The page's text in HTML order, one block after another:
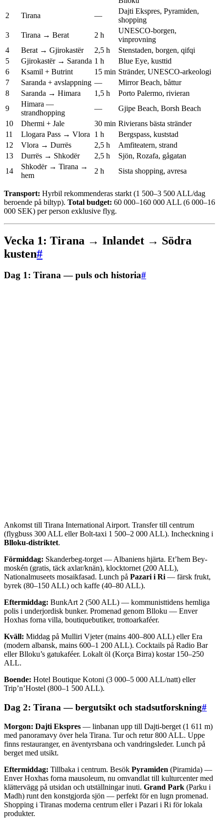
2
Tirana —
Dajti Ekspres, Pyramiden,
shopping
3
Tirana → Berat 2 h
UNESCO-borgen,
vinprovning
4
Berat → Gjirokastër 2,5 h
Stenstaden, borgen, qifqi
5
Gjirokastër → Saranda 1 h
Blue Eye, kusttid
6
Ksamil + Butrint 15 min Stränder, UNESCO-arkeologi
7
Saranda + avslappning —
Mirror Beach, båttur
8
Saranda → Himara 1,5 h
Porto Palermo, rivieran
9
Himara —
strandhopping
—
Gjipe Beach, Borsh Beach
10
Dhermi + Jale 30 min Rivierans bästa stränder
11
Llogara Pass → Vlora 1 h
Bergspass, kuststad
12
Vlora → Durrës 2,5 h
Amfiteatern, strand
13
Durrës → Shkodër 2,5 h
Sjön, Rozafa, gågatan
14
Shkodër → Tirana →
hem
2 h Sista shopping, avresa
Transport: Hyrbil rekommenderas starkt (1 500–3 500 ALL/dag
beroende på biltyp). Total budget: 60 000–160 000 ALL (6 000–16
000 SEK) per person exklusive flyg.
Vecka 1: Tirana → Inlandet → Södra
kusten#
Dag 1: Tirana — puls och historia#
Ankomst till Tirana International Airport. Transfer till centrum
(flygbuss 300 ALL eller Bolt-taxi 1 500–2 000 ALL). Incheckning i
Blloku-distriktet.
Förmiddag: Skanderbeg-torget — Albaniens hjärta. Et’hem Bey-
moskén (gratis, täck axlar/knän), klocktornet (200 ALL),
Nationalmuseets mosaikfasad. Lunch på Pazari i Ri — färsk frukt,
byrek (80–150 ALL) och kaffe (40–80 ALL).
Eftermiddag: BunkArt 2 (500 ALL) — kommunisttidens hemliga
polis i underjordisk bunker. Promenad genom Blloku — Enver
Hoxhas forna villa, boutiquebutiker, trottoarkaféer.
Kväll: Middag på Mulliri Vjeter (mains 400–800 ALL) eller Era
(modern albansk, mains 600–1 200 ALL). Cocktails på Radio Bar
eller Blloku’s gatukaféer. Lokalt öl (Korça Birra) kostar 150–250
ALL.
Boende: Hotel Boutique Kotoni (3 000–5 000 ALL/natt) eller
Trip’n’Hostel (800–1 500 ALL).
Dag 2: Tirana — bergutsikt och stadsutforskning#
Morgon: Dajti Ekspres — linbanan upp till Dajti-berget (1 611 m)
med panoramavy över hela Tirana. Tur och retur 800 ALL. Uppe
finns restauranger, en äventyrsbana och vandringsleder. Lunch på
berget med utsikt.
Eftermiddag: Tillbaka i centrum. Besök Pyramiden (Piramida) —
Enver Hoxhas forna mausoleum, nu omvandlat till kulturcenter med
klättervägg på utsidan och utställningar inuti. Grand Park (Parku i
Madh) runt den konstgjorda sjön — perfekt för en lugn promenad.
Shopping i Tiranas moderna centrum eller i Pazari i Ri för lokala
produkter.